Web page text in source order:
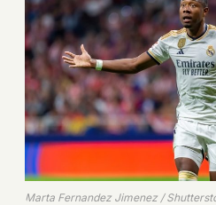
Marta Fernandez Jimenez /